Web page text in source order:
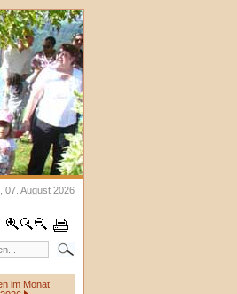
07. August 2026
im Monat